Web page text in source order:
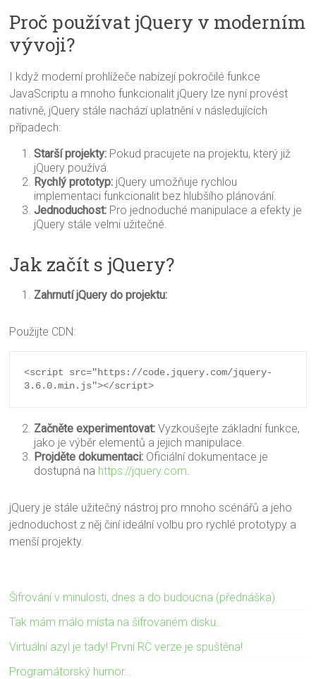
Proč používat jQuery v moderním
vývoji?
I když moderní prohlížeče nabízejí pokročilé funkce
JavaScriptu a mnoho funkcionalit jQuery lze nyní provést
nativně, jQuery stále nachází uplatnění v následujících
případech:
Starší projekty: Pokud pracujete na projektu, který již
jQuery používá.
Rychlý prototyp: jQuery umožňuje rychlou
implementaci funkcionalit bez hlubšího plánování.
Jednoduchost: Pro jednoduché manipulace a efekty je
jQuery stále velmi užitečné.
Jak začít s jQuery?
Zahrnutí jQuery do projektu:
Použijte CDN:
<script src="https://code.jquery.com/jquery-
3.6.0.min.js"></script>
Začněte experimentovat: Vyzkoušejte základní funkce,
jako je výběr elementů a jejich manipulace.
Projděte dokumentaci: Oficiální dokumentace je
dostupná na https://jquery.com.
jQuery je stále užitečný nástroj pro mnoho scénářů a jeho
jednoduchost z něj činí ideální volbu pro rychlé prototypy a
menší projekty.
Šifrování v minulosti, dnes a do budoucna (přednáška)
Tak mám málo místa na šifrovaném disku…
Virtuální azyl je tady! První RC verze je spuštěna!
Programátorský humor…